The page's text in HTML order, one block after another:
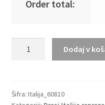
Order total:
Italija
Dodaj v
Šifra: Italija_60810